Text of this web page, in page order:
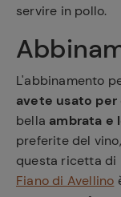
servire in pollo.
L'abbinamento
avete usato
bella ambrata e
preferite del
questa ricetta di
Fiano di Avellino